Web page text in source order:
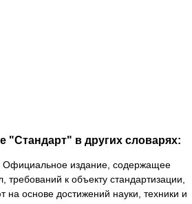
"Стандарт" в других словарях:
Официальное издание, содержащее
требований к объекту стандартизации,
на основе достижений науки, техники и